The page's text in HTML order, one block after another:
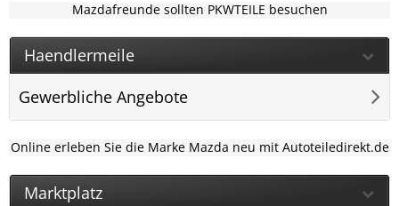
Mazdafreunde sollten PKWTEILE besuchen
Haendlermeile
Gewerbliche Angebote
Online erleben Sie die Marke Mazda neu mit Autoteiledirekt.de
Marktplatz